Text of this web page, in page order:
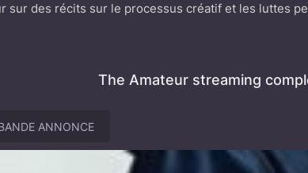
sur des récits sur le processus créatif et les luttes
The Amateur streaming
ANNONCE